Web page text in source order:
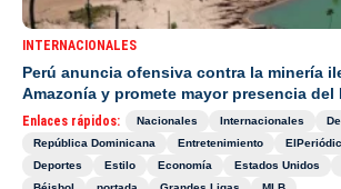
INTERNACIONALES
Perú anuncia ofensiva contra la minería
Amazonía y promete mayor presencia del
Enlaces rápidos: Nacionales Internacionales
República Dominicana
Entretenimiento
Deportes
Estilo Economía Estados Unidos